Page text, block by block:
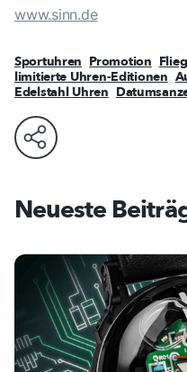
www.sinn.de
Sportuhren Promotion
limitierte Uhren-Editionen
Edelstahl Uhren
Neueste